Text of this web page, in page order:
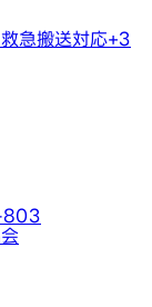
救急搬送対応+3
803